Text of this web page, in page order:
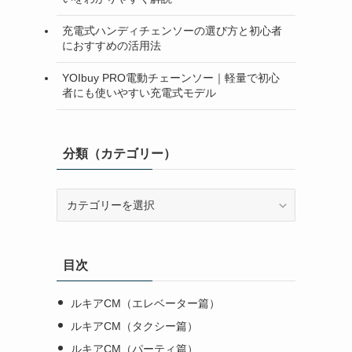
充電式ハンディチェンソーの選び方と初心者
におすすめの活用法
YOIbuy PRO電動チェーンソー｜軽量で初心
者にも使いやすい充電式モデル
分類（カテゴリー）
ゴ
リ
ー）
目次
ルキアCM（エレベーター篇）
ルキアCM（タクシー篇）
ルキアCM（パーティ篇）